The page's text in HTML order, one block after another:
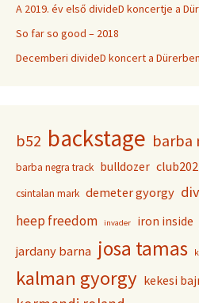
A 2019. év első divideD koncertje a
So far so good – 2018
Decemberi divideD koncert a Dürerben
b52 backstage barba
barba negra track bulldozer club202
csintalan mark demeter gyorgy
heep freedom invader iron inside
jardany barna josa tamas
kalman gyorgy kekesi